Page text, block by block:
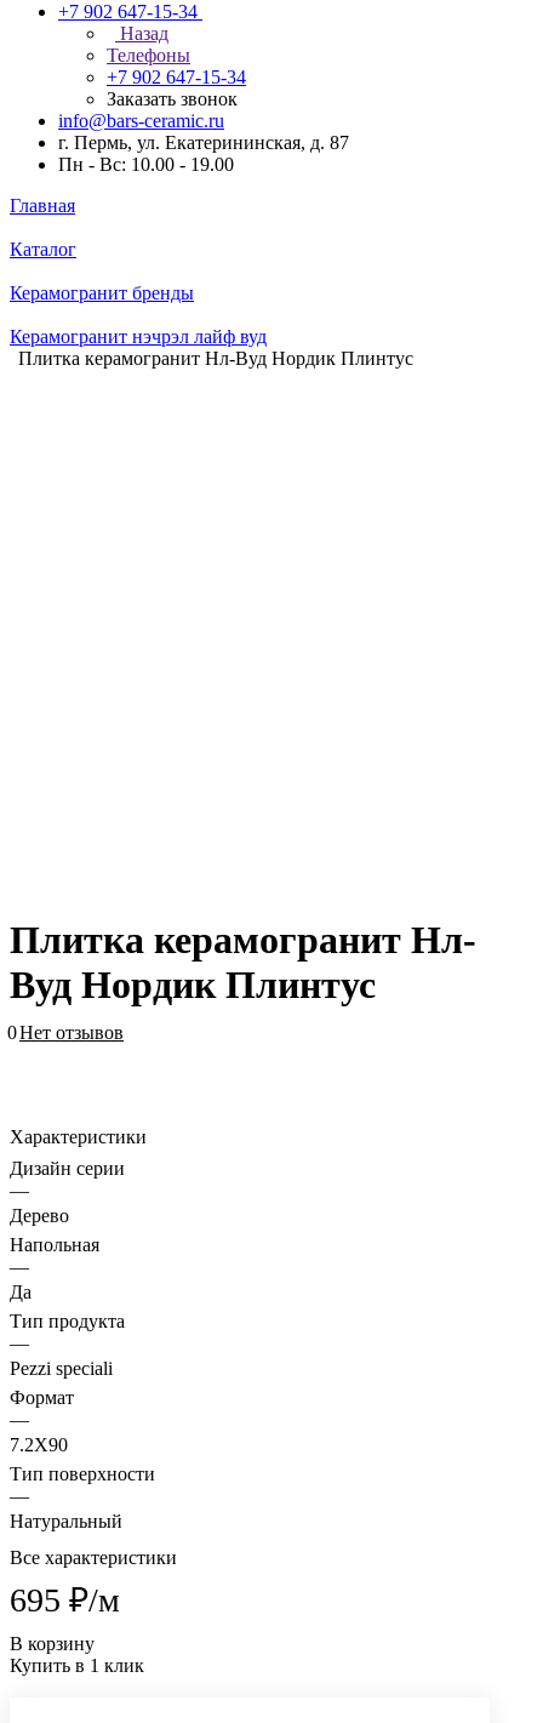
+7 902 647-15-34
Назад
Телефоны
+7 902 647-15-34
Заказать звонок
info@bars-ceramic.ru
г. Пермь, ул. Екатерининская, д. 87
Пн - Вс: 10.00 - 19.00
Главная
Каталог
Керамогранит бренды
Керамогранит нэчрэл лайф вуд
Плитка керамогранит Нл-Вуд Нордик Плинтус
Плитка керамогранит Нл-
Вуд Нордик Плинтус
0Нет отзывов
Характеристики
Дизайн серии
—
Дерево
Напольная
—
Да
Тип продукта
—
Pezzi speciali
Формат
—
7.2X90
Тип поверхности
—
Натуральный
Все характеристики
695 ₽/м
В корзину
Купить в 1 клик